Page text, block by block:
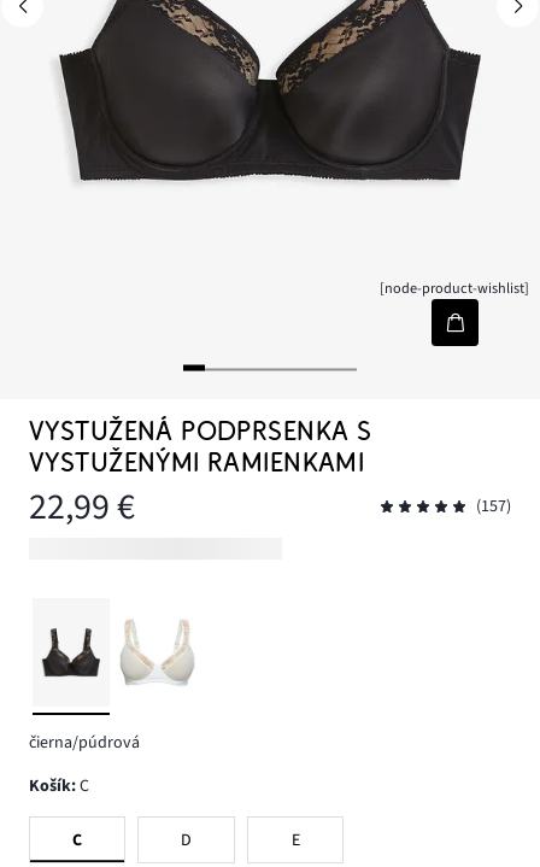
[node-product-wishlist]
VYSTUŽENÁ PODPRSENKA S
VYSTUŽENÝMI RAMIENKAMI
22,99 € (157)
čierna/púdrová
Košík:C
C D E